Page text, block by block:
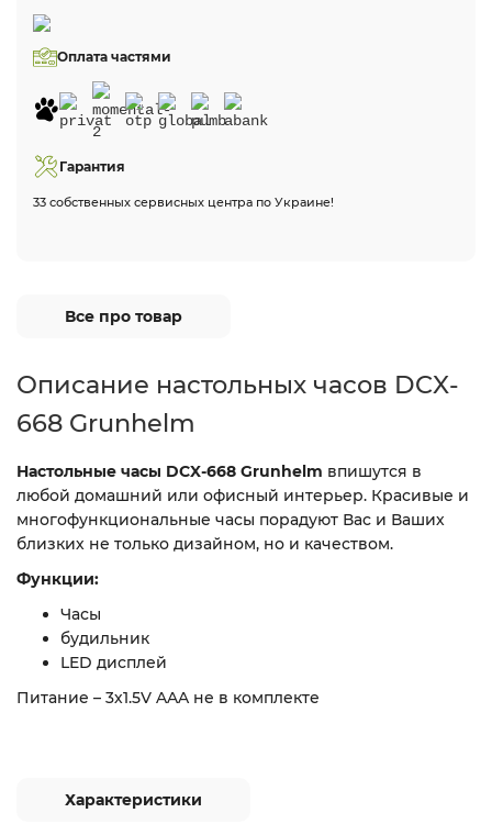
Оплата частями
Гарантия
33 собственных сервисных центра по Украине!
Все про товар
Описание настольных часов DCX-
668 Grunhelm
Настольные часы DCX-668 Grunhelm впишутся в
любой домашний или офисный интерьер. Красивые и
многофункциональные часы порадуют Вас и Ваших
близких не только дизайном, но и качеством.
Функции:
Часы
будильник
LED дисплей
Питание – 3х1.5V AAA не в комплекте
Характеристики